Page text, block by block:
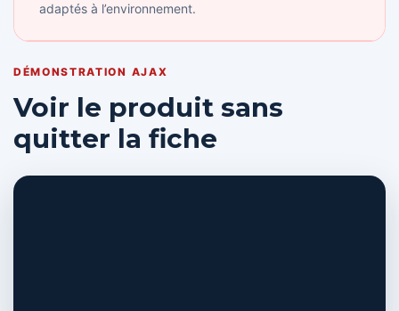
adaptés à l’environnement.
DÉMONSTRATION AJAX
Voir le produit sans
quitter la fiche